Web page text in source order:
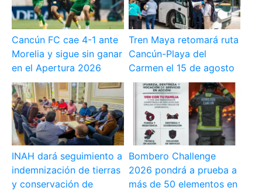
Cancún FC cae 4-1 ante
Morelia y sigue sin ganar
en el Apertura 2026
Tren Maya retomará ruta
Cancún-Playa del
Carmen el 15 de agosto
INAH dará seguimiento a
indemnización de tierras
y conservación de
Bombero Challenge
2026 pondrá a prueba a
más de 50 elementos en